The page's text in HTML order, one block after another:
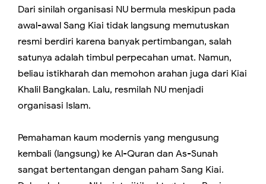
Dari sinilah organisasi NU bermula meskipun pada
awal-awal Sang Kiai tidak langsung memutuskan
resmi berdiri karena banyak pertimbangan, salah
satunya adalah timbul perpecahan umat. Namun,
beliau istikharah dan memohon arahan juga dari Kiai
Khalil Bangkalan. Lalu, resmilah NU menjadi
organisasi Islam.
Pemahaman kaum modernis yang mengusung
kembali (langsung) ke Al-Quran dan As-Sunah
sangat bertentangan dengan paham Sang Kiai.